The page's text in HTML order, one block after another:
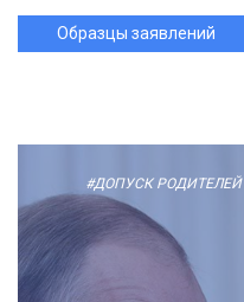
Образцы заявлений
#ДОПУСК РОДИТЕЛЕЙ